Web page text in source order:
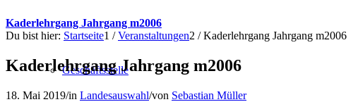
Geschäftsstelle
Kaderlehrgang Jahrgang m2006
Du bist hier: Startseite1 / Veranstaltungen2 / Kaderlehrgang Jahrgang m2006
Kaderlehrgang Jahrgang m2006
18. Mai 2019/in Landesauswahl/von Sebastian Müller